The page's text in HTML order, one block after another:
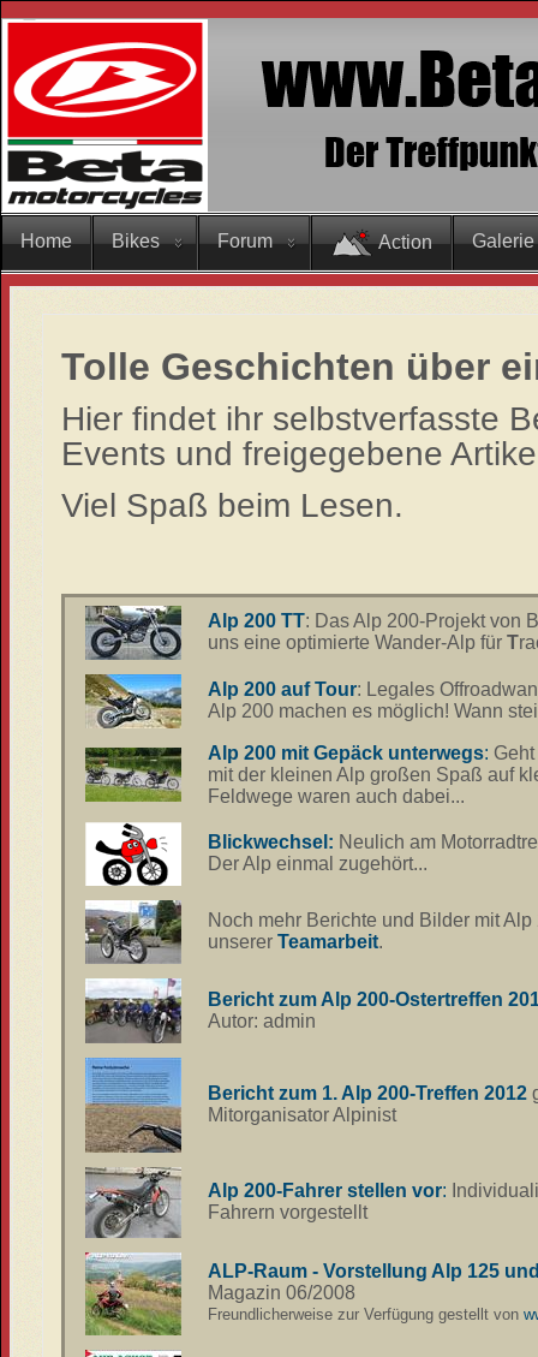
Home Bikes Forum Action Galerie
Tolle Geschichten über
Hier findet ihr selbstverfasste
Events und freigegebene
Viel Spaß beim Lesen.
Alp 200 TT: Das Alp 200-Projekt von
uns eine optimierte Wander-Alp für T
Alp 200 auf Tour: Legales
Alp 200 machen es möglich! Wann
Alp 200 mit Gepäck unterwegs:
mit der kleinen Alp großen Spaß auf
Feldwege waren auch dabei...
Blickwechsel: Neulich am
Der Alp einmal zugehört...
Noch mehr Berichte und Bilder mit
unserer Teamarbeit.
Bericht zum Alp 200-Ostertreffen
Autor: admin
Bericht zum 1. Alp 200-Treffen 2012
Mitorganisator Alpinist
Alp 200-Fahrer stellen vor:
Fahrern vorgestellt
ALP-Raum - Vorstellung Alp 125
Magazin 06/2008
Freundlicherweise zur Verfügung gestellt von